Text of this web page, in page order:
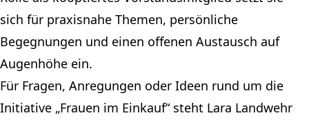
sich für praxisnahe Themen, persönliche
Begegnungen und einen offenen Austausch auf
Augenhöhe ein.
Für Fragen, Anregungen oder Ideen rund um die
Initiative „Frauen im Einkauf“ steht Lara Landwehr